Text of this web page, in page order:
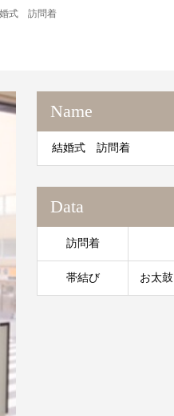
式 訪問着
Name
結婚式 訪問着
Data
訪問着
帯結び お太鼓